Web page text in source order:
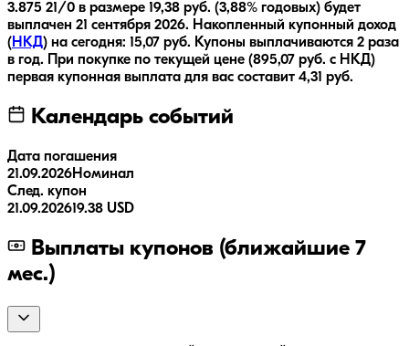
3.875 21/0 в размере 19,38 руб. (3,88% годовых) будет
выплачен 21 сентября 2026. Накопленный купонный доход
( НКД) на сегодня: 15,07 руб. Купоны выплачиваются 2 раза
в год.
При покупке по текущей цене (895,07 руб. с НКД)
первая купонная выплата для вас составит 4,31 руб.
Календарь событий
Дата погашения
21.09.2026Номинал
След. купон
21.09.202619.38 USD
Выплаты купонов (ближайшие 7
мес.)